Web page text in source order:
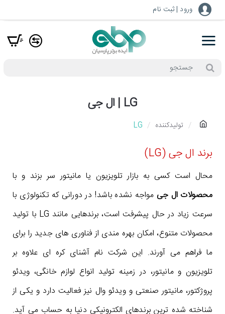
ورود | ثبت نام
LG | ال جی
m
e
تولیدکننده LG
برند ال جی (LG)
محال است کسی به بازار تلویزیون یا مانیتور سر بزند و با
محصولات ال جی مواجه نشده باشد! در دورانی که تکنولوژی با
سرعت زیاد در حال پیشرفت است، برندهایی مانند LG با تولید
محصولات متنوع، امکان بهره مندی از فناوری های جدید را برای
ما فراهم می آورند. این شرکت نام آشنای کره ای علاوه بر
تلویزیون و مانیتور، در زمینه تولید انواع لوازم خانگی، ویدئو
پروژکتور، مانیتور صنعتی و ویدئو وال نیز فعالیت دارد و یکی از
شناخته شده ترین برندهای الکترونیکی دنیا به حساب می آید.